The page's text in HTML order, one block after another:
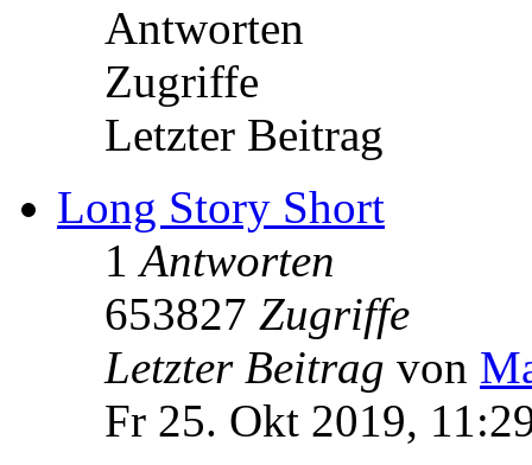
Antworten
Zugriffe
Letzter Beitrag
Long Story Short
1Antworten
653827 Zugriffe
Letzter Beitrag von
Fr 25. Okt 2019,